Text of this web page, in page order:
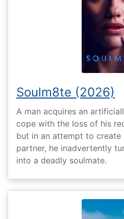
Soulm8te (2026)
A man acquires an
cope with the loss of his
but in an attempt to create
partner, he inadvertently
into a deadly soulmate.